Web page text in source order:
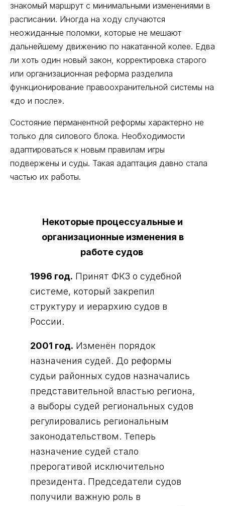
знакомый маршрут с минимальными изменениями в
расписании. Иногда на ходу случаются
неожиданные поломки, которые не мешают
дальнейшему движению по накатанной колее. Едва
ли хоть один новый закон, корректировка старого
или организационная реформа разделила
функционирование правоохранительной системы на
«до и после».
Состояние перманентной реформы характерно не
только для силового блока. Необходимости
адаптироваться к новым правилам игры
подвержены и суды. Такая адаптация давно стала
частью их работы.
Некоторые процессуальные и
организационные изменения в
работе судов
1996 год. Принят ФКЗ о судебной
системе, который закрепил
структуру и иерархию судов в
России.
2001 год. Изменён порядок
назначения судей. До реформы
судьи районных судов назначались
представительной властью региона,
а выборы судей региональных судов
регулировались региональным
законодательством. Теперь
назначение судей стало
прерогативой исключительно
президента. Председатели судов
получили важную роль в